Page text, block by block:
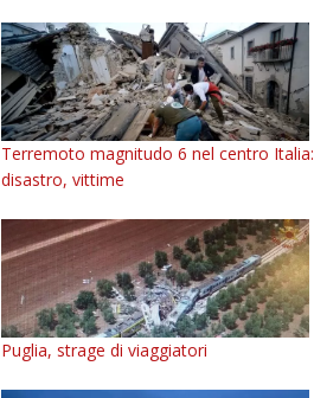
Terremoto magnitudo 6 nel centro Italia:
disastro, vittime
Puglia, strage di viaggiatori